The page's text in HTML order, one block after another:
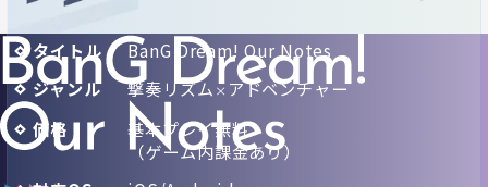
タイトル
BanG Dream! Our Notes
ジャンル
撃奏リズム × アドベンチャー
価格
基本プレイ無料
（ゲーム内課金あり）